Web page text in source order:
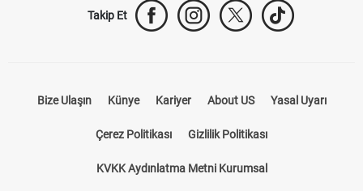
Takip Et
Bize Ulaşın Künye Kariyer About US Yasal Uyarı
Çerez Politikası Gizlilik Politikası
KVKK Aydınlatma Metni Kurumsal